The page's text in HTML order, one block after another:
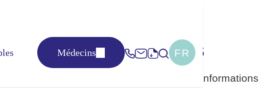
Médecins FR
Foire aux questions
un patient et vous souhaitez obtenir des informations